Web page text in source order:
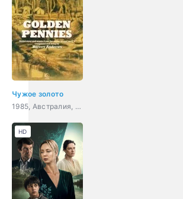
Чужое золото
1985, Австралия, Великобритания, приключения, семейный
HD